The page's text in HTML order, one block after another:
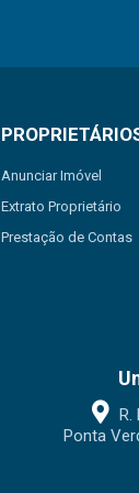
Anunciar Imóvel
Extrato Proprietário
Prestação de Contas
R.
Ponta